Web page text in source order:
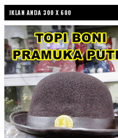
IKLAN ANDA 300 X 600